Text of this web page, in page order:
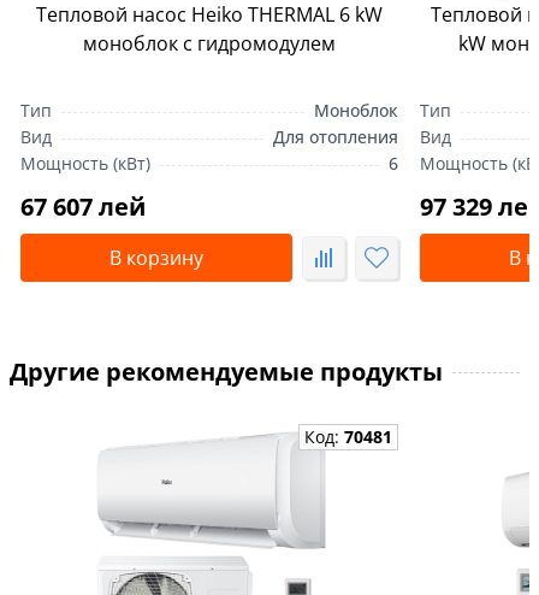
Тепловой насос Heiko THERMAL 6 kW
моноблок с гидромодулем
Тип
Моноблок
Вид
Для отопления
Мощность (кВт)
6
67 607 лей
В корзину
Тепловой
kW
Тип
Вид
Мощность
97 329
В
Другие рекомендуемые продукты
Код:70481